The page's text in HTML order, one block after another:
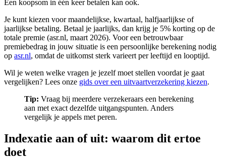
Een koopsom in één keer betalen kan ook.
Je kunt kiezen voor maandelijkse, kwartaal, halfjaarlijkse of
jaarlijkse betaling. Betaal je jaarlijks, dan krijg je 5% korting op de
totale premie (asr.nl, maart 2026). Voor een betrouwbaar
premiebedrag in jouw situatie is een persoonlijke berekening nodig
op asr.nl, omdat de uitkomst sterk varieert per leeftijd en looptijd.
Wil je weten welke vragen je jezelf moet stellen voordat je gaat
vergelijken? Lees onze gids over een uitvaartverzekering kiezen.
Tip: Vraag bij meerdere verzekeraars een berekening
aan met exact dezelfde uitgangspunten. Anders
vergelijk je appels met peren.
Indexatie aan of uit: waarom dit ertoe
doet